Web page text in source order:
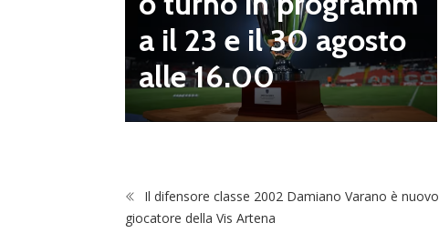
a il 23 e il 30 agosto
alle 16.00
Il difensore classe 2002 Damiano Varano è nuovo
giocatore della Vis Artena